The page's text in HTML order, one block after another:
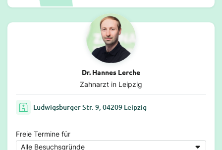
Dr. Hannes Lerche
Zahnarzt in Leipzig
Ludwigsburger Str. 9, 04209 Leipzig
Freie Termine für